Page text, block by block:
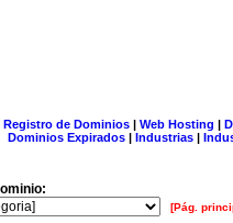
Registro de Dominios| Web Hosting |
Dominios Expirados | Industrias |
[Pág.